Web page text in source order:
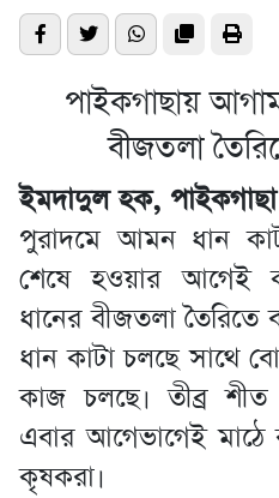
পাইকগাছায়
বীজতলা
ইমদাদুল হক,
পুরাদমে আমন ধান
শেষে হওয়ার আগেই
ধানের বীজতলা
ধান কাটা চলছে সাথে
কাজ চলছে। তীব্র
এবার আগেভাগেই
কৃষকরা।